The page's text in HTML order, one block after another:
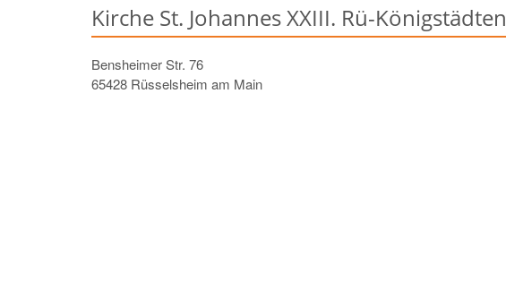
Kirche St. Johannes XXIII. Rü-Königstädten
Bensheimer Str. 76
65428 Rüsselsheim am Main